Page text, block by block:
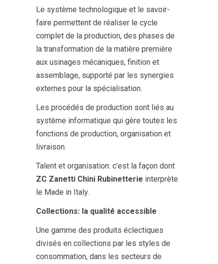
Le système technologique et le savoir-
faire permettent de réaliser le cycle
complet de la production, des phases de
la transformation de la matière première
aux usinages mécaniques, finition et
assemblage, supporté par les synergies
externes pour la spécialisation.
Les procédés de production sont liés au
système informatique qui gère toutes les
fonctions de production, organisation et
livraison.
Talent et organisation: c’est la façon dont
ZC Zanetti Chini Rubinetterie interprète
le Made in Italy.
Collections: la qualité accessible
Une gamme des produits éclectiques
divisés en collections par les styles de
consommation, dans les secteurs de